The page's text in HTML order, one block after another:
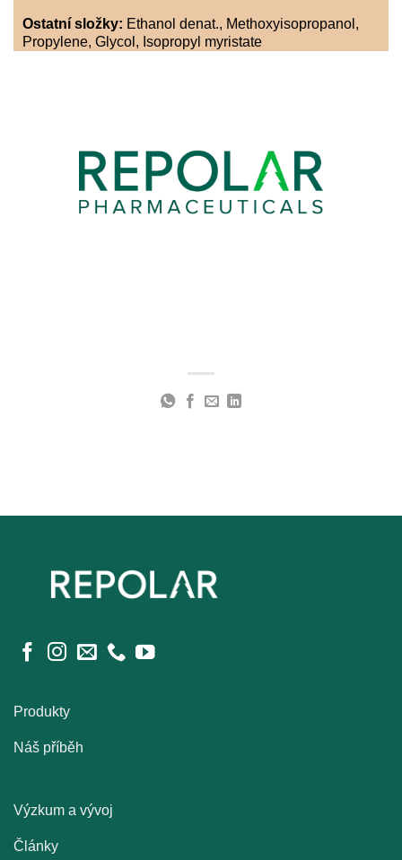
Ostatní složky: Ethanol denat., Methoxyisopropanol,
Propylene, Glycol, Isopropyl myristate
Produkty
Náš příběh
Výzkum a vývoj
Články